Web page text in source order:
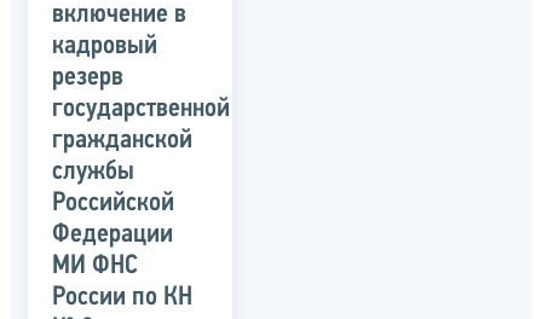
включение в
кадровый
резерв
государственной
гражданской
службы
Российской
Федерации
МИ ФНС
России по КН